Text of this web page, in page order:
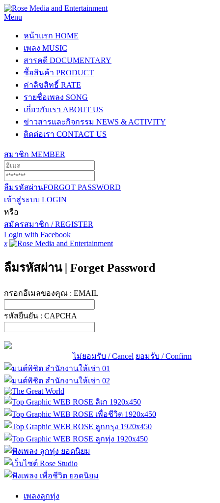
Menu
หน้าแรก HOME
เพลง MUSIC
สารคดี DOCUMENTARY
ซื้อสินค้า PRODUCT
ค่าลิขสิทธิ์ RATE
รายชื่อเพลง SONG
เกี่ยวกับเรา ABOUT US
ข่าวสารและกิจกรรม NEWS & ACTIVITY
ติดต่อเรา CONTACT US
สมาชิก MEMBER
ลืมรหัสผ่านFORGOT PASSWORD
เข้าสู่ระบบ LOGIN
หรือ
สมัครสมาชิก / REGISTER
Login with Facebook
x
ลืมรหัสผ่าน | Forget Password
กรอกอีเมลของคุณ : EMAIL
รหัสยืนยัน : CAPCHA
ไม่ยอมรับ / Cancel ยอมรับ / Confirm
เพลงลูกทุ่ง